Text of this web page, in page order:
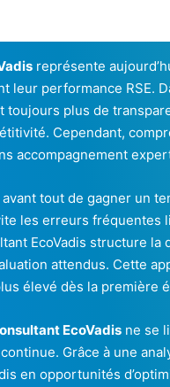
représente
leur performance RSE.
plus de
Cependant,
accompagnement
tout de gagner un
les erreurs fréquentes
EcoVadis structure la
attendus. Cette
élevé dès la première
EcoVadis ne se
Grâce à une
en opportunités